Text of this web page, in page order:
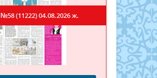
№58 (11222)04.08.2026 ж.